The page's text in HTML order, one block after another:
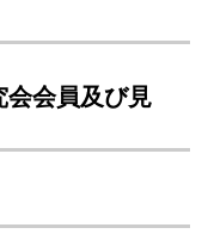
会員及び見